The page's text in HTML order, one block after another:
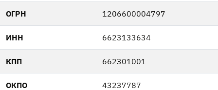
ОГРН 1206600004797
ИНН 6623133634
КПП 662301001
ОКПО 43237787